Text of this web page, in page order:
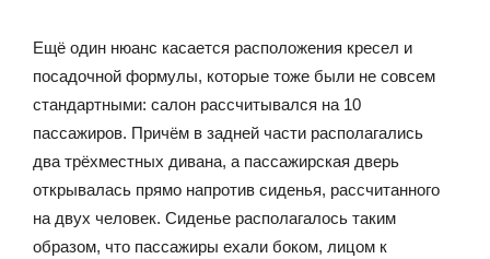
Ещё один нюанс касается расположения кресел и
посадочной формулы, которые тоже были не совсем
стандартными: салон рассчитывался на 10
пассажиров. Причём в задней части располагались
два трёхместных дивана, а пассажирская дверь
открывалась прямо напротив сиденья, рассчитанного
на двух человек. Сиденье располагалось таким
образом, что пассажиры ехали боком, лицом к